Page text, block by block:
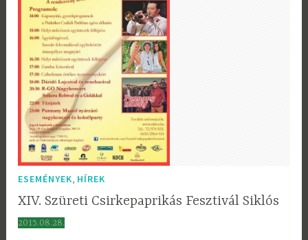
ESEMÉNYEK, HÍREK
XIV. Szüreti Csirkepaprikás Fesztivál Siklós
2015.08.28.